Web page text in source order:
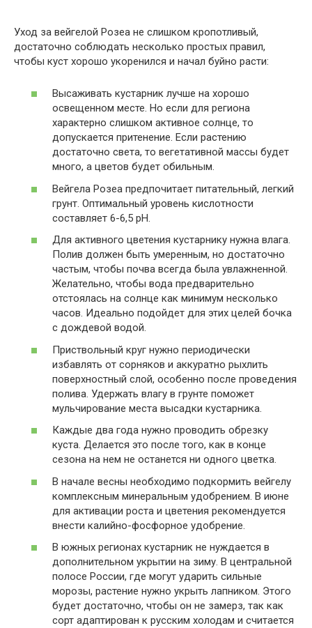
Уход за вейгелой Розеа не слишком кропотливый,
достаточно соблюдать несколько простых правил,
чтобы куст хорошо укоренился и начал буйно расти:
Высаживать кустарник лучше на хорошо
освещенном месте. Но если для региона
характерно слишком активное солнце, то
допускается притенение. Если растению
достаточно света, то вегетативной массы будет
много, а цветов будет обильным.
Вейгела Розеа предпочитает питательный, легкий
грунт. Оптимальный уровень кислотности
составляет 6-6,5 pH.
Для активного цветения кустарнику нужна влага.
Полив должен быть умеренным, но достаточно
частым, чтобы почва всегда была увлажненной.
Желательно, чтобы вода предварительно
отстоялась на солнце как минимум несколько
часов. Идеально подойдет для этих целей бочка
с дождевой водой.
Приствольный круг нужно периодически
избавлять от сорняков и аккуратно рыхлить
поверхностный слой, особенно после проведения
полива. Удержать влагу в грунте поможет
мульчирование места высадки кустарника.
Каждые два года нужно проводить обрезку
куста. Делается это после того, как в конце
сезона на нем не останется ни одного цветка.
В начале весны необходимо подкормить вейгелу
комплексным минеральным удобрением. В июне
для активации роста и цветения рекомендуется
внести калийно-фосфорное удобрение.
В южных регионах кустарник не нуждается в
дополнительном укрытии на зиму. В центральной
полосе России, где могут ударить сильные
морозы, растение нужно укрыть лапником. Этого
будет достаточно, чтобы он не замерз, так как
сорт адаптирован к русским холодам и считается